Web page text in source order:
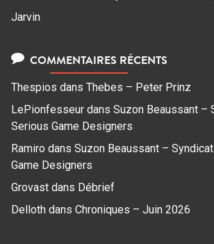
Jarvin
COMMENTAIRES RÉCENTS
Thespios dans Thebes – Peter Prinz
LePionfesseur dans Suzon Beaussant –
Serious Game Designers
Ramiro dans Suzon Beaussant –
Game Designers
Grovast dans Débrief
Delloth dans Chroniques – Juin 2026